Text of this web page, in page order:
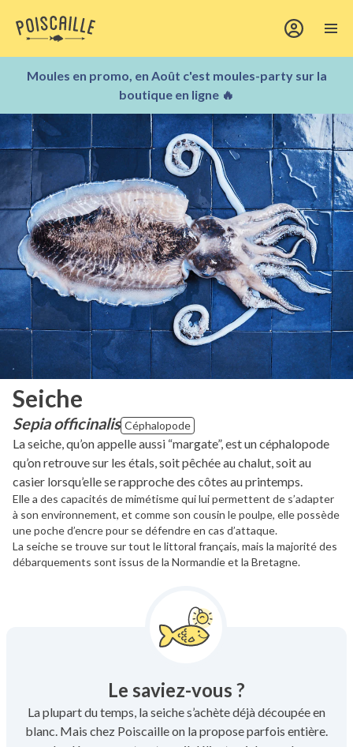
Moules en promo, en Août c'est moules-party sur la
boutique en ligne 🔥
Seiche
Sepia officinalis Céphalopode
La seiche, qu’on appelle aussi “margate”, est un céphalopode
qu’on retrouve sur les étals, soit pêchée au chalut, soit au
casier lorsqu’elle se rapproche des côtes au printemps.
Elle a des capacités de mimétisme qui lui permettent de s’adapter
à son environnement, et comme son cousin le poulpe, elle possède
une poche d’encre pour se défendre en cas d’attaque.
La seiche se trouve sur tout le littoral français, mais la majorité des
débarquements sont issus de la Normandie et la Bretagne.
Le saviez-vous ?
La plupart du temps, la seiche s’achète déjà découpée en
blanc. Mais chez Poiscaille on la propose parfois entière.